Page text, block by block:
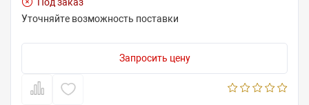
Уточняйте возможность поставки
Запросить цену